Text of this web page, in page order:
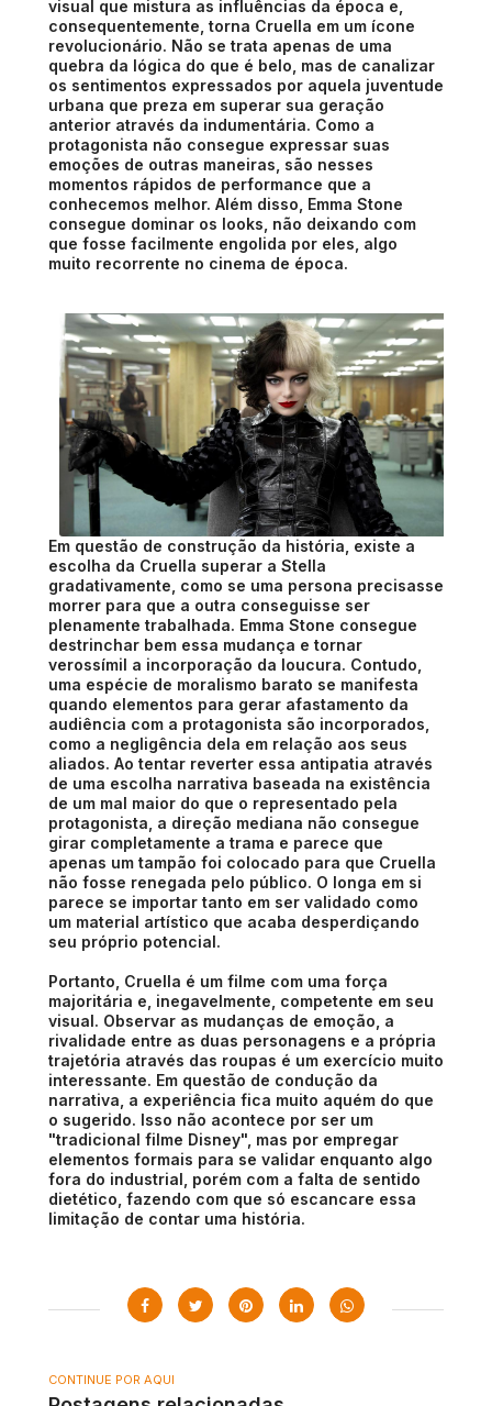
visual que mistura as influências da época e,
consequentemente, torna Cruella em um ícone
revolucionário. Não se trata apenas de uma
quebra da lógica do que é belo, mas de canalizar
os sentimentos expressados por aquela juventude
urbana que preza em superar sua geração
anterior através da indumentária. Como a
protagonista não consegue expressar suas
emoções de outras maneiras, são nesses
momentos rápidos de performance que a
conhecemos melhor. Além disso, Emma Stone
consegue dominar os looks, não deixando com
que fosse facilmente engolida por eles, algo
muito recorrente no cinema de época.
Em questão de construção da história, existe a
escolha da Cruella superar a Stella
gradativamente, como se uma persona precisasse
morrer para que a outra conseguisse ser
plenamente trabalhada. Emma Stone consegue
destrinchar bem essa mudança e tornar
verossímil a incorporação da loucura. Contudo,
uma espécie de moralismo barato se manifesta
quando elementos para gerar afastamento da
audiência com a protagonista são incorporados,
como a negligência dela em relação aos seus
aliados. Ao tentar reverter essa antipatia através
de uma escolha narrativa baseada na existência
de um mal maior do que o representado pela
protagonista, a direção mediana não consegue
girar completamente a trama e parece que
apenas um tampão foi colocado para que Cruella
não fosse renegada pelo público. O longa em si
parece se importar tanto em ser validado como
um material artístico que acaba desperdiçando
seu próprio potencial.
Portanto, Cruella é um filme com uma força
majoritária e, inegavelmente, competente em seu
visual. Observar as mudanças de emoção, a
rivalidade entre as duas personagens e a própria
trajetória através das roupas é um exercício muito
interessante. Em questão de condução da
narrativa, a experiência fica muito aquém do que
o sugerido. Isso não acontece por ser um
"tradicional filme Disney", mas por empregar
elementos formais para se validar enquanto algo
fora do industrial, porém com a falta de sentido
dietético, fazendo com que só escancare essa
limitação de contar uma história.
CONTINUE POR AQUI